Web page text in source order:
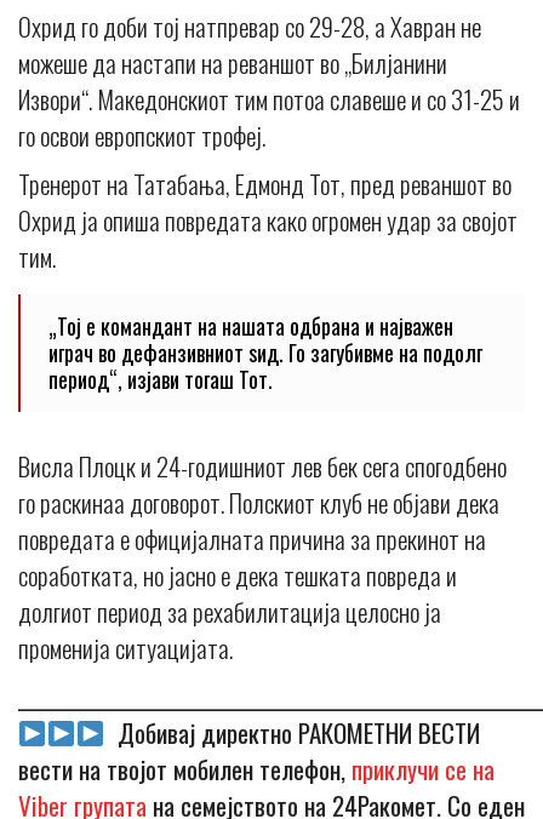
Охрид го доби тој натпревар со 29-28, а Хавран не
можеше да настапи на реваншот во „Билјанини
Извори“. Македонскиот тим потоа славеше и со 31-25 и
го освои европскиот трофеј.
Тренерот на Татабања, Едмонд Тот, пред реваншот во
Охрид ја опиша повредата како огромен удар за својот
тим.
„Тој е командант на нашата одбрана и најважен
играч во дефанзивниот ѕид. Го загубивме на подолг
период“, изјави тогаш Тот.
Висла Плоцк и 24-годишниот лев бек сега спогодбено
го раскинаа договорот. Полскиот клуб не објави дека
повредата е официјалната причина за прекинот на
соработката, но јасно е дека тешката повреда и
долгиот период за рехабилитација целосно ја
променија ситуацијата.
Добивај директно РАКОМЕТНИ ВЕСТИ
вести на твојот мобилен телефон,приклучи се на
Viber групата на семејството на 24Ракомет. Со еден